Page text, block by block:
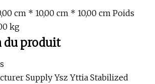
cm * 10,00 cm * 10,00 cm Poids
kg
du produit